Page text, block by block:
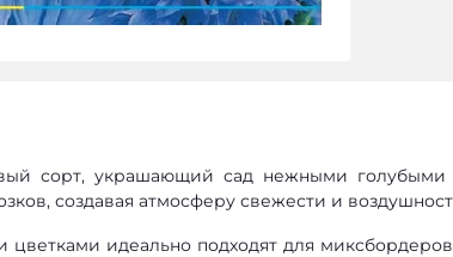
сорт, украшающий сад нежными голубыми
создавая атмосферу свежести и
идеально подходят для